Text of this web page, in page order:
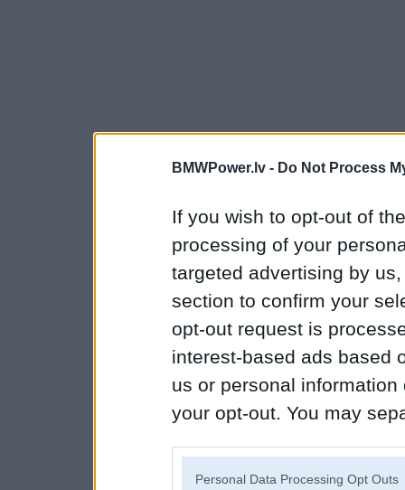
BMWPower.lv - Do Not Process
If you wish to opt-out of
processing of your
targeted advertising by
section to confirm your
opt-out request is
interest-based ads based
us or personal
your opt-out. You may
Personal Data Processing Opt Outs